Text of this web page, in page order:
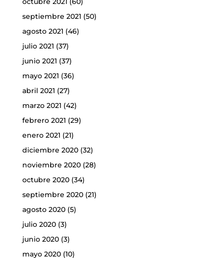
septiembre 2021 (50)
agosto 2021 (46)
julio 2021 (37)
junio 2021 (37)
mayo 2021 (36)
abril 2021 (27)
marzo 2021 (42)
febrero 2021 (29)
enero 2021 (21)
diciembre 2020(32)
noviembre 2020(28)
octubre 2020(34)
septiembre 2020(21)
agosto 2020(5)
julio 2020(3)
junio 2020(3)
mayo 2020(10)